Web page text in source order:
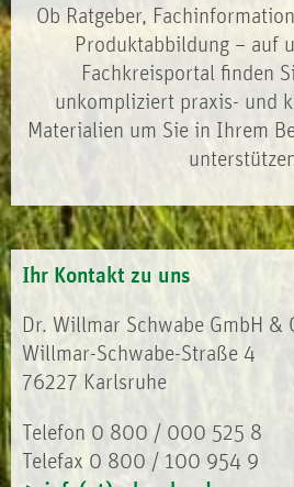
Ob Ratgeber,
Produktabbildung – auf
Fachkreisportal finden
unkompliziert praxis- und
Materialien um Sie in Ihrem
Ihr Kontakt zu uns
Dr. Willmar Schwabe GmbH &
Willmar-Schwabe-Straße 4
76227 Karlsruhe
Telefon 0 800 / 000 525 8
Telefax 0 800 / 100 954 9